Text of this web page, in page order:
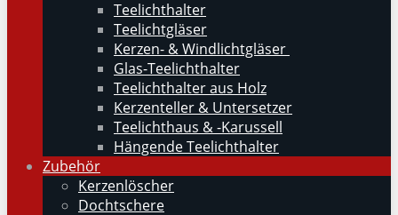
Teelichthalter
Teelichtgläser
Kerzen- & Windlichtgläser
Glas-Teelichthalter
Teelichthalter aus Holz
Kerzenteller & Untersetzer
Teelichthaus & -Karussell
Hängende Teelichthalter
Zubehör
Kerzenlöscher
Dochtschere